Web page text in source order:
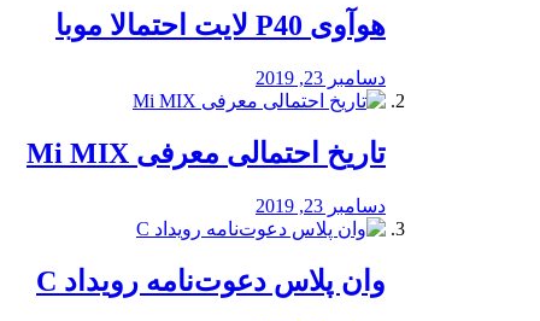
هوآوی P40 لایت احتمالا موبا
دسامبر 23, 2019
تاریخ احتمالی معرفی Mi MIX
دسامبر 23, 2019
وان پلاس دعوت‌نامه رویداد C